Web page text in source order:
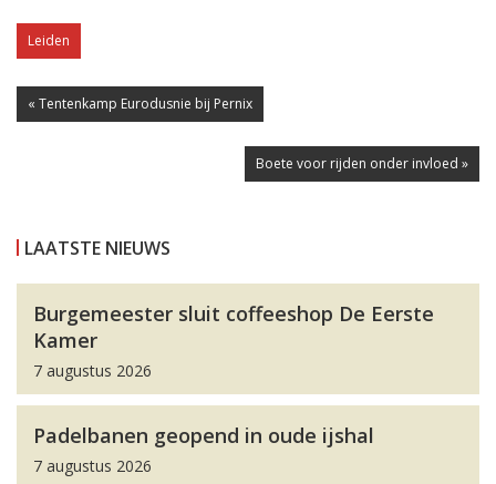
Leiden
« Tentenkamp Eurodusnie bij Pernix
Boete voor rijden onder invloed »
LAATSTE NIEUWS
Burgemeester sluit coffeeshop De Eerste
Kamer
7 augustus 2026
Padelbanen geopend in oude ijshal
7 augustus 2026